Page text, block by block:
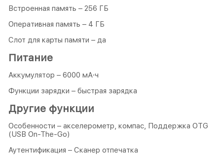
Встроенная память – 256 ГБ
Оперативная память – 4 ГБ
Слот для карты памяти – да
Питание
Аккумулятор – 6000 мА·ч
Функции зарядки – быстрая зарядка
Другие функции
Особенности – акселерометр, компас, Поддержка OTG
(USB On-The-Go)
Аутентификация – Сканер отпечатка